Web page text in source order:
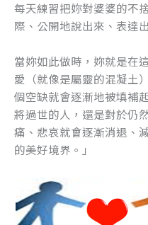
每天練習把妳對婆婆的
際、公開地說出來、表達
當妳如此做時，妳就是在
愛（就像是屬靈的混凝土
個空缺就會逐漸地被填補
將過世的人，還是對於仍
痛、悲哀就會逐漸消退、
的美好境界。」